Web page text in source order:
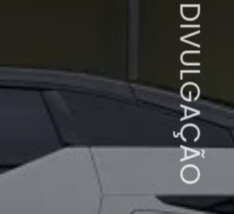
DIVULGAÇÃO